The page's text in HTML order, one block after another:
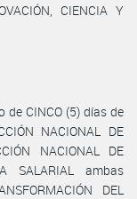
CIENCIA Y
de CINCO (5) días de
NACIONAL DE
NACIONAL DE
SALARIAL ambas
DEL